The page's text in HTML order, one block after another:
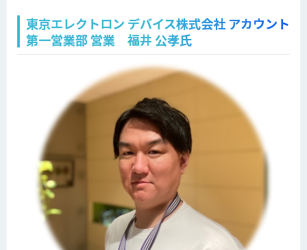
東京エレクトロン デバイス株式会社 アカウント
第一営業部 営業 福井 公孝氏